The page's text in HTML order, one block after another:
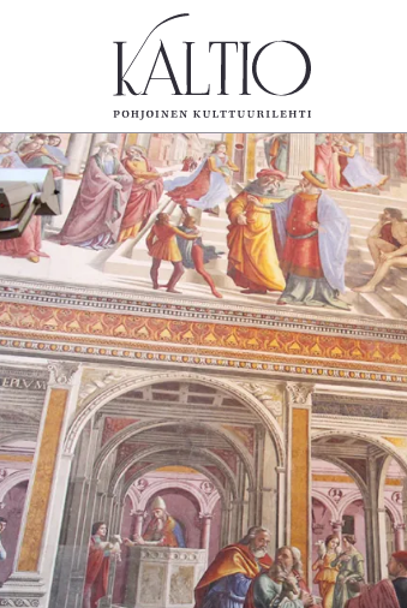
Lehdet
4/2026
2–3/2026
1/2026
6/2025
5/2025 saame
5/2025
Lehtiarkisto